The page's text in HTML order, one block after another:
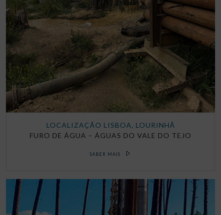
LOCALIZAÇÃO LISBOA, LOURINHÃ
FURO DE ÁGUA – ÁGUAS DO VALE DO TEJO
SABER MAIS